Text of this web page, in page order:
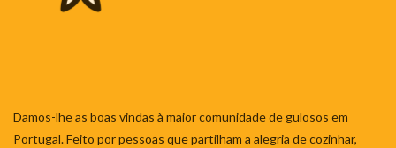
Damos-lhe as boas vindas à maior comunidade de gulosos em
Portugal. Feito por pessoas que partilham a alegria de cozinhar,